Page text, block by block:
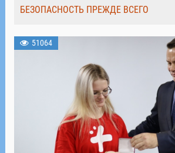
БЕЗОПАСНОСТЬ ПРЕЖДЕ ВСЕГО
51064